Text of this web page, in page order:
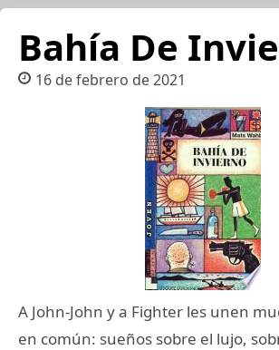
Bahía De
16 de febrero de 2021
A John-John y a Fighter les unen
en común: sueños sobre el lujo,